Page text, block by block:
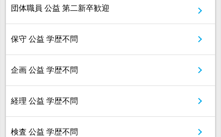
団体職員 公益 第二新卒歓迎
保守 公益 学歴不問
企画 公益 学歴不問
経理 公益 学歴不問
検査 公益 学歴不問